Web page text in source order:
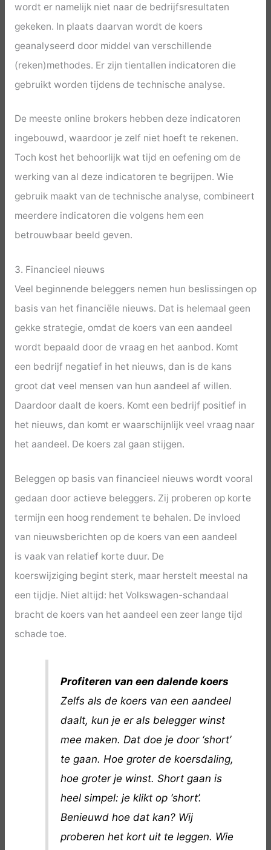
wordt er namelijk niet naar de bedrijfsresultaten
gekeken. In plaats daarvan wordt de koers
geanalyseerd door middel van verschillende
(reken)methodes. Er zijn tientallen indicatoren die
gebruikt worden tijdens de technische analyse.
De meeste online brokers hebben deze indicatoren
ingebouwd, waardoor je zelf niet hoeft te rekenen.
Toch kost het behoorlijk wat tijd en oefening om de
werking van al deze indicatoren te begrijpen. Wie
gebruik maakt van de technische analyse, combineert
meerdere indicatoren die volgens hem een
betrouwbaar beeld geven.
3. Financieel nieuws
Veel beginnende beleggers nemen hun beslissingen op
basis van het financiële nieuws. Dat is helemaal geen
gekke strategie, omdat de koers van een aandeel
wordt bepaald door de vraag en het aanbod. Komt
een bedrijf negatief in het nieuws, dan is de kans
groot dat veel mensen van hun aandeel af willen.
Daardoor daalt de koers. Komt een bedrijf positief in
het nieuws, dan komt er waarschijnlijk veel vraag naar
het aandeel. De koers zal gaan stijgen.
Beleggen op basis van financieel nieuws wordt vooral
gedaan door actieve beleggers. Zij proberen op korte
termijn een hoog rendement te behalen. De invloed
van nieuwsberichten op de koers van een aandeel
is vaak van relatief korte duur. De
koerswijziging begint sterk, maar herstelt meestal na
een tijdje. Niet altijd: het Volkswagen-schandaal
bracht de koers van het aandeel een zeer lange tijd
schade toe.
Profiteren van een dalende koers
Zelfs als de koers van een aandeel
daalt, kun je er als belegger winst
mee maken. Dat doe je door ‘short’
te gaan. Hoe groter de koersdaling,
hoe groter je winst. Short gaan is
heel simpel: je klikt op ‘short’.
Benieuwd hoe dat kan? Wij
proberen het kort uit te leggen. Wie